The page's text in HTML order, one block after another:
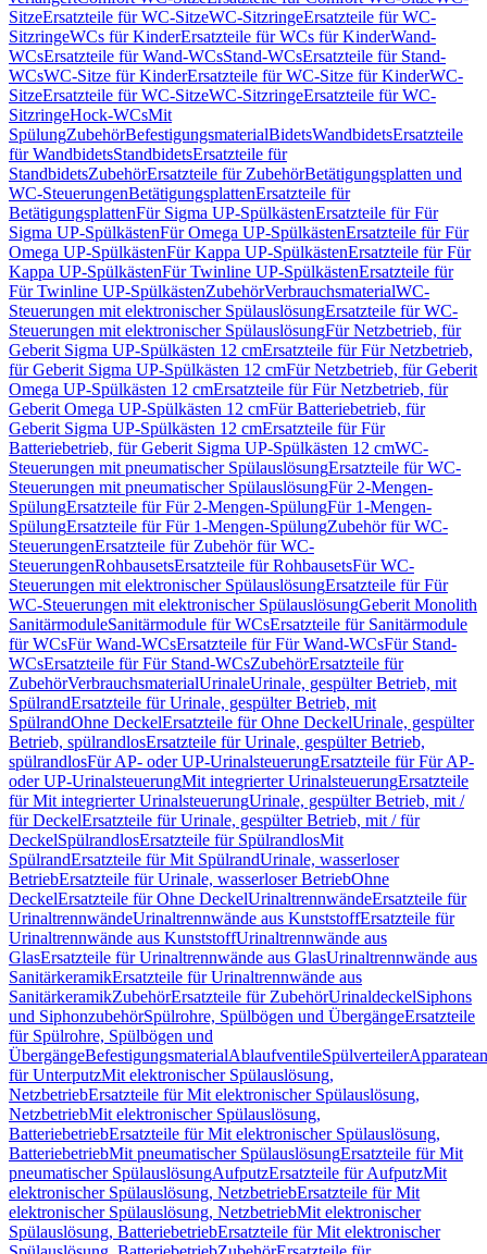
SitzeErsatzteile für WC-SitzeWC-SitzringeErsatzteile für WC-
SitzringeWCs für KinderErsatzteile für WCs für KinderWand-
WCsErsatzteile für Wand-WCsStand-WCsErsatzteile für Stand-
WCsWC-Sitze für KinderErsatzteile für WC-Sitze für KinderWC-
SitzeErsatzteile für WC-SitzeWC-SitzringeErsatzteile für WC-
SitzringeHock-WCsMit
SpülungZubehörBefestigungsmaterialBidetsWandbidetsErsatzteile
für WandbidetsStandbidetsErsatzteile für
StandbidetsZubehörErsatzteile für ZubehörBetätigungsplatten und
WC-SteuerungenBetätigungsplattenErsatzteile für
BetätigungsplattenFür Sigma UP-SpülkästenErsatzteile für Für
Sigma UP-SpülkästenFür Omega UP-SpülkästenErsatzteile für Für
Omega UP-SpülkästenFür Kappa UP-SpülkästenErsatzteile für Für
Kappa UP-SpülkästenFür Twinline UP-SpülkästenErsatzteile für
Für Twinline UP-SpülkästenZubehörVerbrauchsmaterialWC-
Steuerungen mit elektronischer SpülauslösungErsatzteile für WC-
Steuerungen mit elektronischer SpülauslösungFür Netzbetrieb, für
Geberit Sigma UP-Spülkästen 12 cmErsatzteile für Für Netzbetrieb,
für Geberit Sigma UP-Spülkästen 12 cmFür Netzbetrieb, für Geberit
Omega UP-Spülkästen 12 cmErsatzteile für Für Netzbetrieb, für
Geberit Omega UP-Spülkästen 12 cmFür Batteriebetrieb, für
Geberit Sigma UP-Spülkästen 12 cmErsatzteile für Für
Batteriebetrieb, für Geberit Sigma UP-Spülkästen 12 cmWC-
Steuerungen mit pneumatischer SpülauslösungErsatzteile für WC-
Steuerungen mit pneumatischer SpülauslösungFür 2-Mengen-
SpülungErsatzteile für Für 2-Mengen-SpülungFür 1-Mengen-
SpülungErsatzteile für Für 1-Mengen-SpülungZubehör für WC-
SteuerungenErsatzteile für Zubehör für WC-
SteuerungenRohbausetsErsatzteile für RohbausetsFür WC-
Steuerungen mit elektronischer SpülauslösungErsatzteile für Für
WC-Steuerungen mit elektronischer SpülauslösungGeberit Monolith
SanitärmoduleSanitärmodule für WCsErsatzteile für Sanitärmodule
für WCsFür Wand-WCsErsatzteile für Für Wand-WCsFür Stand-
WCsErsatzteile für Für Stand-WCsZubehörErsatzteile für
ZubehörVerbrauchsmaterialUrinaleUrinale, gespülter Betrieb, mit
SpülrandErsatzteile für Urinale, gespülter Betrieb, mit
SpülrandOhne DeckelErsatzteile für Ohne DeckelUrinale, gespülter
Betrieb, spülrandlosErsatzteile für Urinale, gespülter Betrieb,
spülrandlosFür AP- oder UP-UrinalsteuerungErsatzteile für Für AP-
oder UP-UrinalsteuerungMit integrierter UrinalsteuerungErsatzteile
für Mit integrierter UrinalsteuerungUrinale, gespülter Betrieb, mit /
für DeckelErsatzteile für Urinale, gespülter Betrieb, mit / für
DeckelSpülrandlosErsatzteile für SpülrandlosMit
SpülrandErsatzteile für Mit SpülrandUrinale, wasserloser
BetriebErsatzteile für Urinale, wasserloser BetriebOhne
DeckelErsatzteile für Ohne DeckelUrinaltrennwändeErsatzteile für
UrinaltrennwändeUrinaltrennwände aus KunststoffErsatzteile für
Urinaltrennwände aus KunststoffUrinaltrennwände aus
GlasErsatzteile für Urinaltrennwände aus GlasUrinaltrennwände aus
SanitärkeramikErsatzteile für Urinaltrennwände aus
SanitärkeramikZubehörErsatzteile für ZubehörUrinaldeckelSiphons
und SiphonzubehörSpülrohre, Spülbögen und ÜbergängeErsatzteile
für Spülrohre, Spülbögen und
ÜbergängeBefestigungsmaterialAblaufventileSpülverteiler
für UnterputzMit elektronischer Spülauslösung,
NetzbetriebErsatzteile für Mit elektronischer Spülauslösung,
NetzbetriebMit elektronischer Spülauslösung,
BatteriebetriebErsatzteile für Mit elektronischer Spülauslösung,
BatteriebetriebMit pneumatischer SpülauslösungErsatzteile für Mit
pneumatischer SpülauslösungAufputzErsatzteile für AufputzMit
elektronischer Spülauslösung, NetzbetriebErsatzteile für Mit
elektronischer Spülauslösung, NetzbetriebMit elektronischer
Spülauslösung, BatteriebetriebErsatzteile für Mit elektronischer